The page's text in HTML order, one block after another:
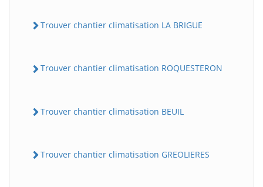
Trouver chantier climatisation LA BRIGUE
Trouver chantier climatisation ROQUESTERON
Trouver chantier climatisation BEUIL
Trouver chantier climatisation GREOLIERES